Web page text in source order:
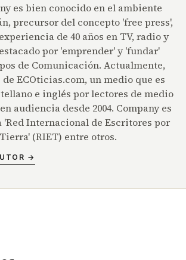
es bien conocido en el ambiente
precursor del concepto 'free press',
de 40 años en TV, radio y
por 'emprender' y 'fundar'
de Comunicación. Actualmente,
ECOticias.com, un medio que es
e inglés por lectores de medio
audiencia desde 2004. Company es
'Red Internacional de Escritores por
(RIET) entre otros.
→